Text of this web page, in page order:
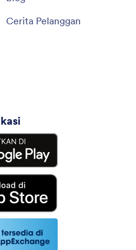
Cerita Pelanggan